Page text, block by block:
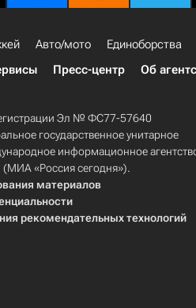
Авто/мото Единоборства
Пресс-центр Об
Эл № ФС77-57640
государственное унитарное
информационное
(МИА «Россия сегодня»).
материалов
рекомендательных технологий